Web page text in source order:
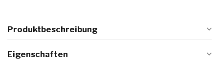
Produktbeschreibung
Eigenschaften